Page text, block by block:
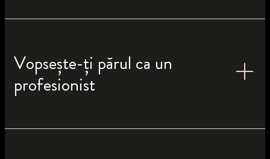
Vopsește-ți părul ca un
profesionist